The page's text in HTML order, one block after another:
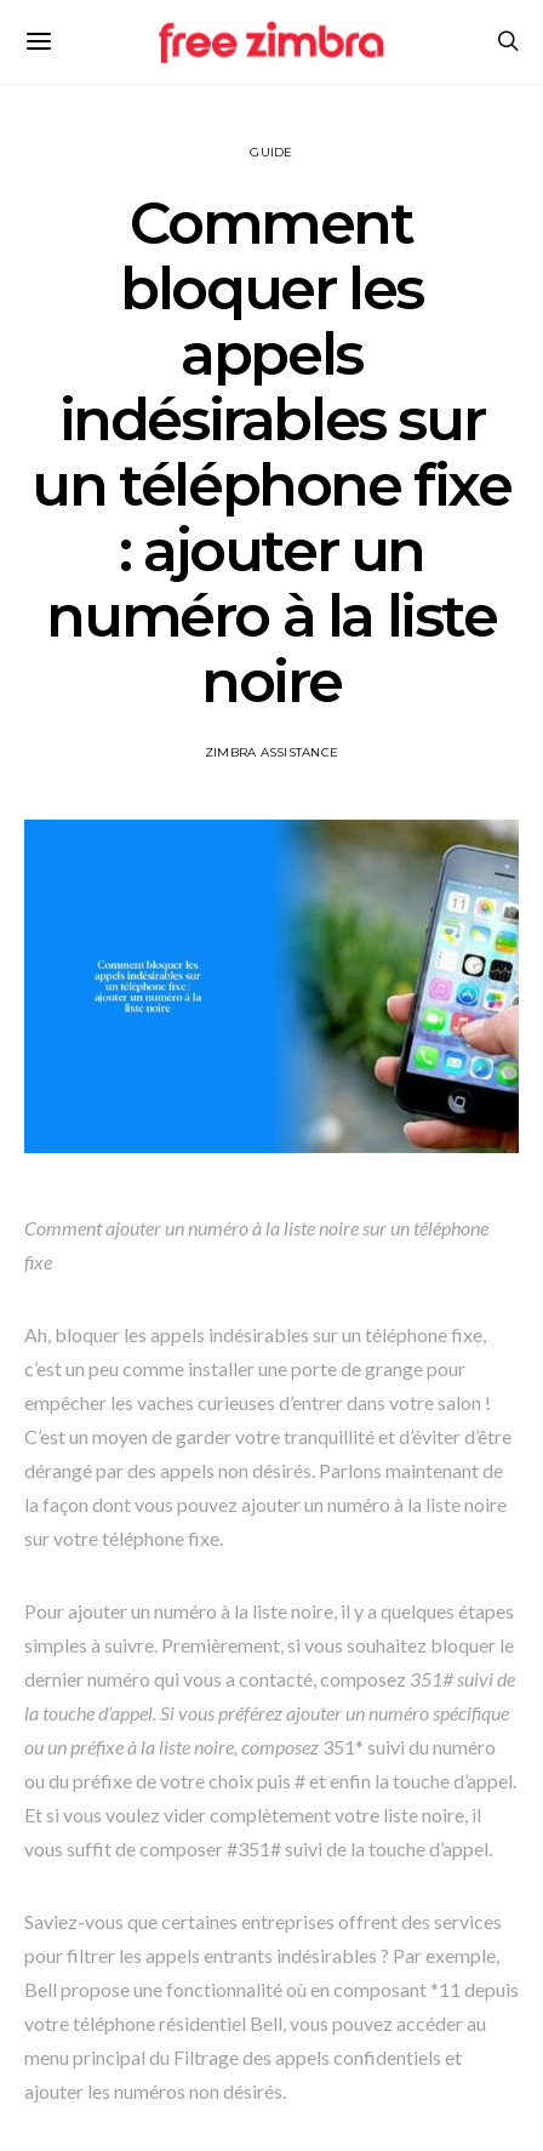
GUIDE
Comment
bloquer les
appels
indésirables sur
un téléphone fixe
: ajouter un
numéro à la liste
noire
ZIMBRA ASSISTANCE
Comment ajouter un numéro à la liste noire sur un téléphone
fixe
Ah, bloquer les appels indésirables sur un téléphone fixe,
c’est un peu comme installer une porte de grange pour
empêcher les vaches curieuses d’entrer dans votre salon !
C’est un moyen de garder votre tranquillité et d’éviter d’être
dérangé par des appels non désirés. Parlons maintenant de
la façon dont vous pouvez ajouter un numéro à la liste noire
sur votre téléphone fixe.
Pour ajouter un numéro à la liste noire, il y a quelques étapes
simples à suivre. Premièrement, si vous souhaitez bloquer le
dernier numéro qui vous a contacté, composez 351# suivi de
la touche d’appel. Si vous préférez ajouter un numéro spécifique
ou un préfixe à la liste noire, composez 351* suivi du numéro
ou du préfixe de votre choix puis # et enfin la touche d’appel.
Et si vous voulez vider complètement votre liste noire, il
vous suffit de composer #351# suivi de la touche d’appel.
Saviez-vous que certaines entreprises offrent des services
pour filtrer les appels entrants indésirables ? Par exemple,
Bell propose une fonctionnalité où en composant *11 depuis
votre téléphone résidentiel Bell, vous pouvez accéder au
menu principal du Filtrage des appels confidentiels et
ajouter les numéros non désirés.